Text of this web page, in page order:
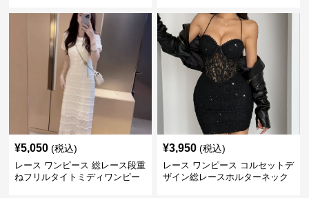
¥5,050 (税込)
レース ワンピース 総レース段重
ねフリルタイトミディワンピー
¥3,950 (税込)
レース ワンピース コルセットデ
ザイン総レースホルターネック